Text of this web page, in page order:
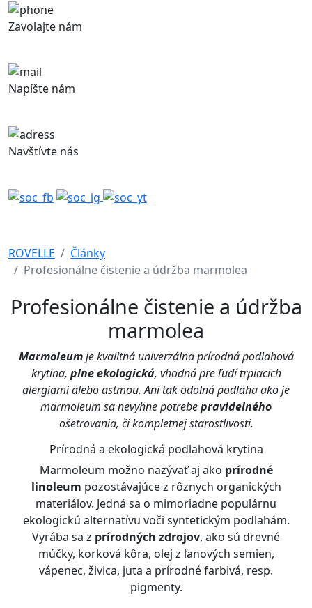
Zavolajte nám
Napíšte nám
Navštívte nás
ROVELLE
Články
Profesionálne čistenie a údržba marmolea
Profesionálne čistenie a údržba
marmolea
Marmoleumje kvalitná univerzálna prírodná podlahová
krytina, plne ekologická, vhodná pre ľudí trpiacich
alergiami alebo astmou. Ani tak odolná podlaha ako je
marmoleum sa nevyhne potrebepravidelného
ošetrovania, či kompletnej starostlivosti.
Prírodná a ekologická podlahová krytina
Marmoleum možno nazývať aj ako prírodné
linoleum pozostávajúce z rôznych organických
materiálov. Jedná sa o mimoriadne populárnu
ekologickú alternatívu voči syntetickým podlahám.
Vyrába sa z prírodných zdrojov, ako sú drevné
múčky, korková kôra, olej z ľanových semien,
vápenec, živica, juta a prírodné farbivá, resp.
pigmenty.